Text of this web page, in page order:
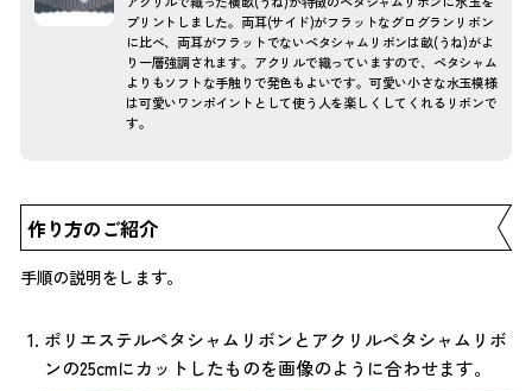
プリントしました。両耳(サイド)がフラットなグログランリボン
に比べ、両耳がフラットでないペタシャムリボンは畝(うね)がよ
り一層強調されます。アクリルで織っていますので、ペタシャム
よりもソフトな手触りで発色もよいです。可愛い小さな水玉模様
は可愛いワンポイントとして使う人を楽しくしてくれるリボンで
す。
作り方のご紹介
手順の説明をします。
ポリエステルペタシャムリボンとアクリルペタシャムリボ
ンの25cmにカットしたものを画像のように合わせます。